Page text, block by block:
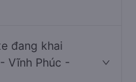
đang khai
Vĩnh Phúc -